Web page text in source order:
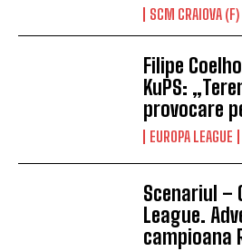
SCM CRAIOVA (F)
Filipe
KuPS:
provocare
EUROPA LEAGUE
Scenariul –
League.
campioana